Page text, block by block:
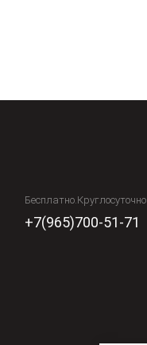
Бесплатно.Круглосуточно
+7(965)700-51-71